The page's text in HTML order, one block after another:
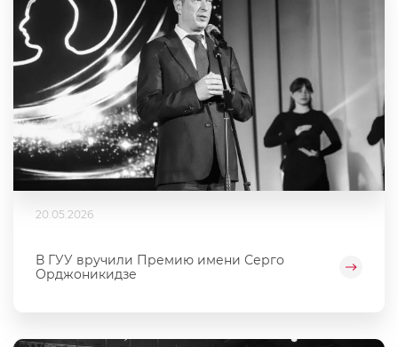
20.05.2026
В ГУУ вручили Премию имени Серго
Орджоникидзе